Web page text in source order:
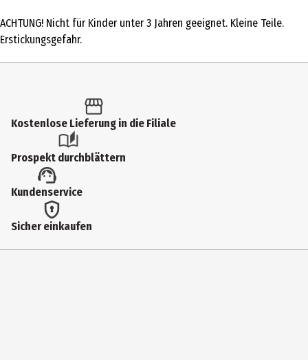
Produkttyp
Artikelnummer des Herstellers
Zielgruppe
Grundschüler|Jugendliche
Hersteller
ACHTUNG! Nicht für Kinder unter 3 Jahren geeignet. Kleine Teile.
Erstickungsgefahr.
Kostenlose Lieferung in die Filiale
Prospekt durchblättern
Kundenservice
Sicher einkaufen